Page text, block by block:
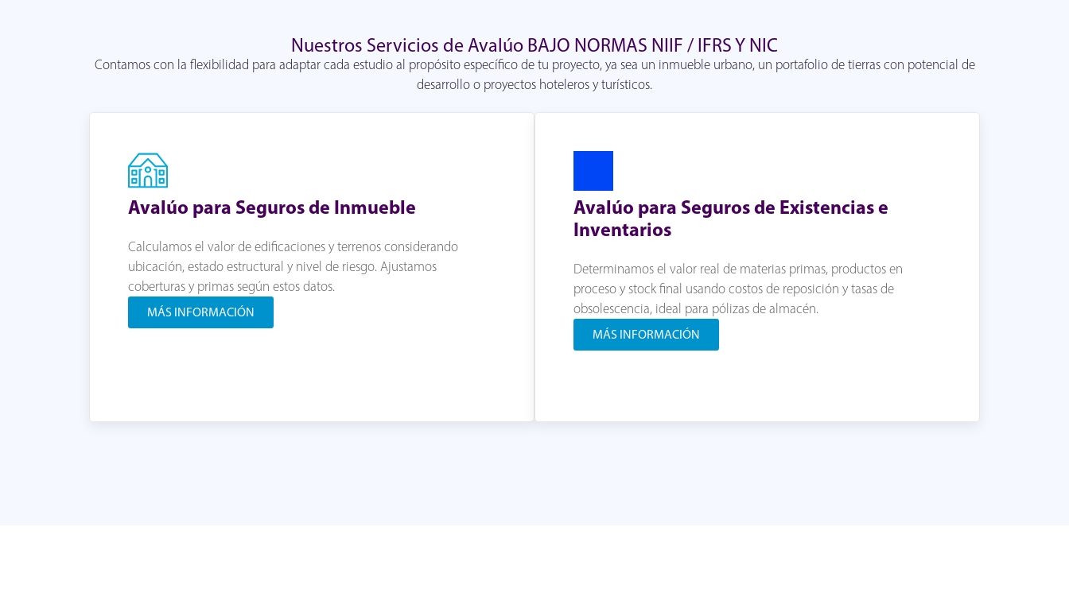
Nuestros Servicios de Avalúo BAJO NORMAS NIIF / IFRS Y NIC
Contamos con la flexibilidad para adaptar cada estudio al propósito específico de tu proyecto, ya sea un inmueble urbano, un portafolio de tierras con potencial de
desarrollo o proyectos hoteleros y turísticos.
Avalúo para Seguros de Inmueble
Calculamos el valor de edificaciones y terrenos considerando
ubicación, estado estructural y nivel de riesgo. Ajustamos
coberturas y primas según estos datos.
MÁS INFORMACIÓN
Avalúo para Seguros de Existencias e
Inventarios
Determinamos el valor real de materias primas, productos en
proceso y stock final usando costos de reposición y tasas de
obsolescencia, ideal para pólizas de almacén.
MÁS INFORMACIÓN